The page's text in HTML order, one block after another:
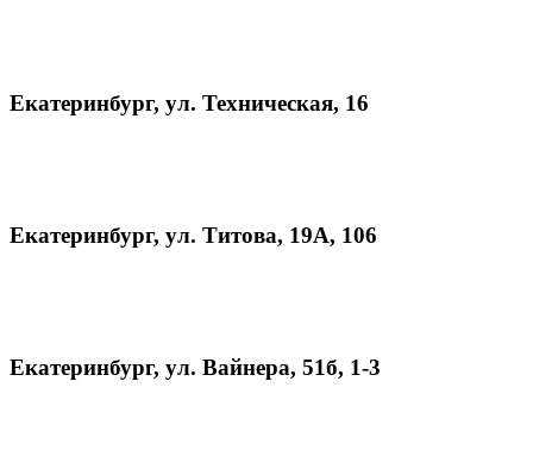
Екатеринбург, ул. Техническая, 16
Екатеринбург, ул. Титова, 19А, 106
Екатеринбург, ул. Вайнера, 51б, 1-3